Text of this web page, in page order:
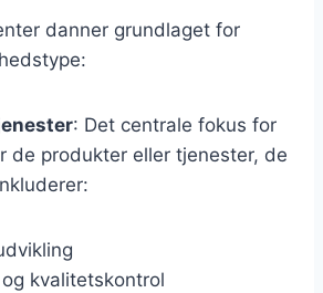
danner grundlaget for
: Det centrale fokus for
de produkter eller tjenester, de
kvalitetskontrol